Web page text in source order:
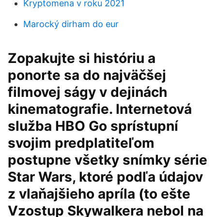
Kryptomena v roku 2021
Marocký dirham do eur
Zopakujte si históriu a
ponorte sa do najväčšej
filmovej ságy v dejinách
kinematografie. Internetová
služba HBO Go sprístupní
svojim predplatiteľom
postupne všetky snímky série
Star Wars, ktoré podľa údajov
z vlaňajšieho apríla (to ešte
Vzostup Skywalkera nebol na